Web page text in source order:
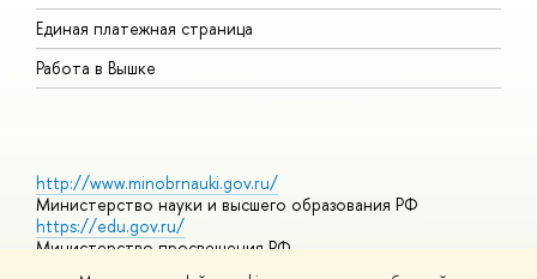
Единая платежная страница
Работа в Вышке
http://www.minobrnauki.gov.ru/
Министерство науки и высшего образования РФ
https://edu.gov.ru/
Министерство просвещения РФ
https://elearning.hse.ru/mooc